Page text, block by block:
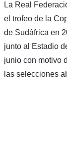
La Real
el trofeo de la
de Sudáfrica en
junto al Estadio
junio con motivo
las selecciones